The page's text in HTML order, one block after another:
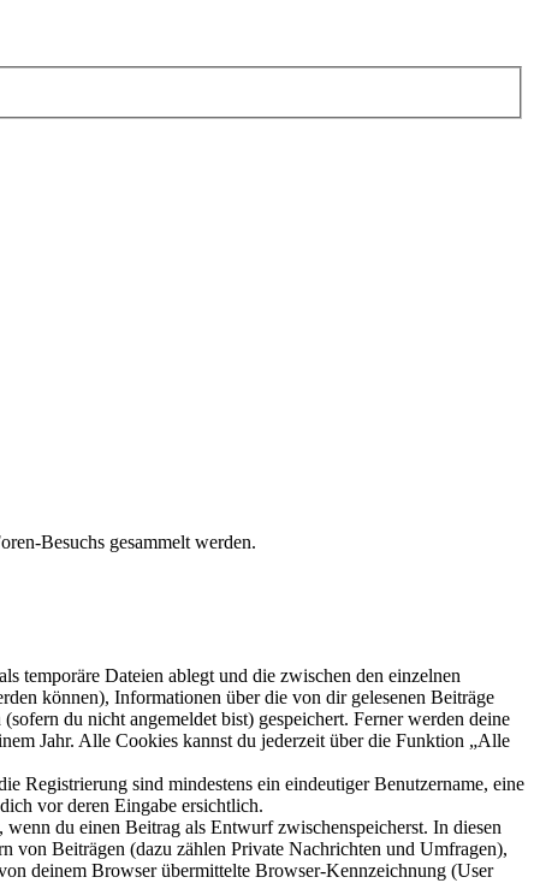
Besuchs gesammelt werden.
temporäre Dateien ablegt und die zwischen den einzelnen
können), Informationen über die von dir gelesenen Beiträge
du nicht angemeldet bist) gespeichert. Ferner werden deine
Jahr. Alle Cookies kannst du jederzeit über die Funktion „Alle
Registrierung sind mindestens ein eindeutiger Benutzername, eine
vor deren Eingabe ersichtlich.
du einen Beitrag als Entwurf zwischenspeicherst. In diesen
von Beiträgen (dazu zählen Private Nachrichten und Umfragen),
deinem Browser übermittelte Browser-Kennzeichnung (User